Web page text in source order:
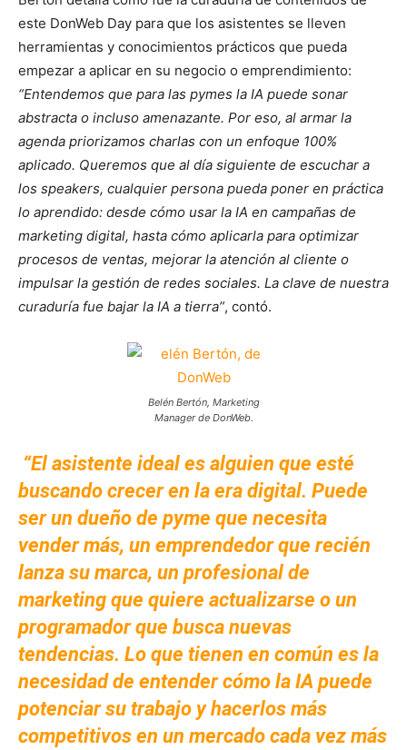
este DonWeb Day para que los asistentes se lleven
herramientas y conocimientos prácticos que pueda
empezar a aplicar en su negocio o emprendimiento:
“Entendemos que para las pymes la IA puede sonar
abstracta o incluso amenazante. Por eso, al armar la
agenda priorizamos charlas con un enfoque 100%
aplicado. Queremos que al día siguiente de escuchar a
los speakers, cualquier persona pueda poner en práctica
lo aprendido: desde cómo usar la IA en campañas de
marketing digital, hasta cómo aplicarla para optimizar
procesos de ventas, mejorar la atención al cliente o
impulsar la gestión de redes sociales. La clave de nuestra
curaduría fue bajar la IA a tierra”, contó.
Belén Bertón, Marketing
Manager de DonWeb.
“El asistente ideal es alguien que esté
buscando crecer en la era digital. Puede
ser un dueño de pyme que necesita
vender más, un emprendedor que recién
lanza su marca, un profesional de
marketing que quiere actualizarse o un
programador que busca nuevas
tendencias. Lo que tienen en común es la
necesidad de entender cómo la IA puede
potenciar su trabajo y hacerlos más
competitivos en un mercado cada vez más